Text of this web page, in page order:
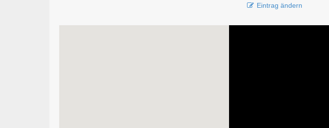
Eintrag ändern